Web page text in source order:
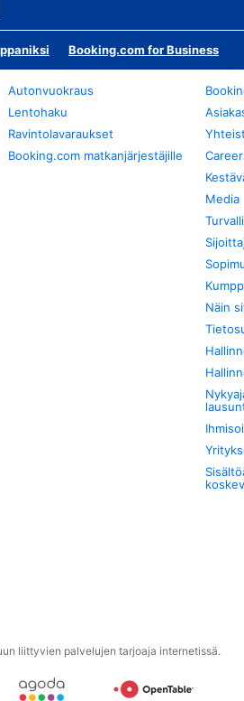
Booking.com for Business
Autonvuokraus
Lentohaku
Ravintolavaraukset
Booking.com matkanjärjestäjille
Media
Näin
liittyvien palvelujen tarjoaja internetissä.